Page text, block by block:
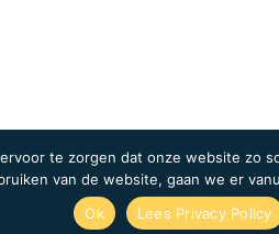
te zorgen dat onze website zo
van de website, gaan we er
Ok
Lees Privacy Policy